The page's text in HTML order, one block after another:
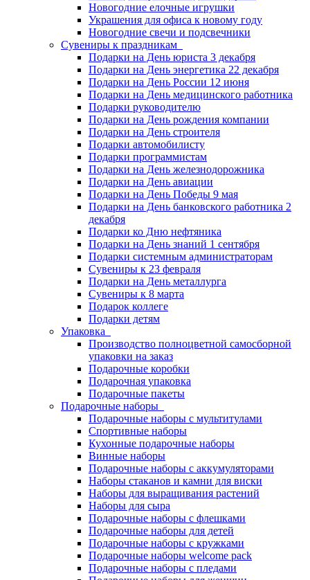
Новогодние елочные игрушки
Украшения для офиса к новому году
Новогодние свечи и подсвечники
Сувениры к праздникам
Подарки на День юриста 3 декабря
Подарки на День энергетика 22 декабря
Подарки на День России 12 июня
Подарки на День медицинского работника
Подарки руководителю
Подарки на День рождения компании
Подарки на День строителя
Подарки автомобилисту
Подарки программистам
Подарки на День железнодорожника
Подарки на День авиации
Подарки на День Победы 9 мая
Подарки на День банковского работника 2
декабря
Подарки ко Дню нефтяника
Подарки на День знаний 1 сентября
Подарки системным администраторам
Сувениры к 23 февраля
Подарки на День металлурга
Сувениры к 8 марта
Подарок коллеге
Подарки детям
Упаковка
Производство полноцветной самосборной
упаковки на заказ
Подарочные коробки
Подарочная упаковка
Подарочные пакеты
Подарочные наборы
Подарочные наборы с мультитулами
Спортивные наборы
Кухонные подарочные наборы
Винные наборы
Подарочные наборы с аккумуляторами
Наборы стаканов и камни для виски
Наборы для выращивания растений
Наборы для сыра
Подарочные наборы с флешками
Подарочные наборы для детей
Подарочные наборы с кружками
Подарочные наборы welcome pack
Подарочные наборы с пледами